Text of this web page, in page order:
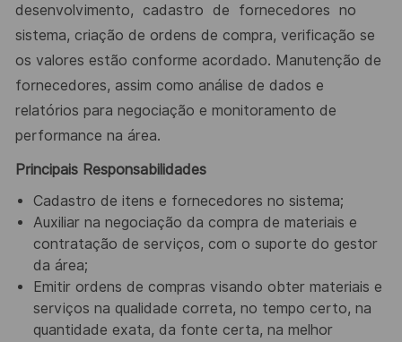
desenvolvimento, cadastro de fornecedores no
sistema, criação de ordens de compra, verificação se
os valores estão conforme acordado. Manutenção de
fornecedores, assim como análise de dados e
relatórios para negociação e monitoramento de
performance na área.
Principais Responsabilidades
Cadastro de itens e fornecedores no sistema;
Auxiliar na negociação da compra de materiais e
contratação de serviços, com o suporte do gestor
da área;
Emitir ordens de compras visando obter materiais e
serviços na qualidade correta, no tempo certo, na
quantidade exata, da fonte certa, na melhor